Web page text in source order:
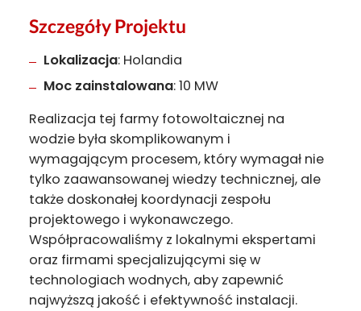
Szczegóły Projektu
Lokalizacja: Holandia
Moc zainstalowana: 10 MW
Realizacja tej farmy fotowoltaicznej na
wodzie była skomplikowanym i
wymagającym procesem, który wymagał nie
tylko zaawansowanej wiedzy technicznej, ale
także doskonałej koordynacji zespołu
projektowego i wykonawczego.
Współpracowaliśmy z lokalnymi ekspertami
oraz firmami specjalizującymi się w
technologiach wodnych, aby zapewnić
najwyższą jakość i efektywność instalacji.